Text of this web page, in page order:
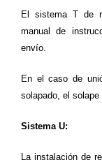
El sistema T de
manual de
envío.
En el caso de
solapado, el solape
Sistema U:
La instalación de